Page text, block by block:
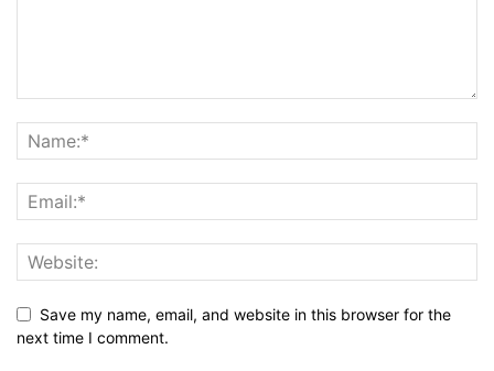
Save my name, email, and website in this browser for the
next time I comment.